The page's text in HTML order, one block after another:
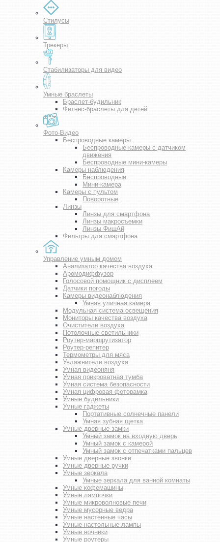
Стилусы
Трекеры
Стабилизаторы для видео
Умные браслеты
Браслет-будильник
Фитнес-браслеты для детей
Фото-Видео
Беспроводные камеры
Беспроводные камеры с датчиком
движения
Беспроводные мини-камеры
Камеры наблюдения
Беспроводные
Мини-камера
Камеры с пультом
Поворотные
Линзы
Линзы для смартфона
Линзы макросъемки
Линзы ФишАй
Фильтры для смартфона
Управление умным домом
Анализатор качества воздуха
Аромодиффузор
Голосовой помощник с дисплеем
Датчики погоды
Камеры видеонаблюдения
Умная уличная камера
Модульная система освещения
Мониторы качества воздуха
Очистители воздуха
Потолочные светильники
Роутер-маршрутизатор
Роутер-репитер
Термометры для мяса
Увлажнители воздуха
Умная видеоняня
Умная прикроватная тумба
Умная система безопасности
Умная цифровая фоторамка
Умные будильники
Умные гаджеты
Портативные солнечные панели
Умная зубная щетка
Умные дверные замки
Умный замок на входную дверь
Умный замок с камерой
Умный замок с отпечатками пальцев
Умные дверные звонки
Умные дверные ручки
Умные зеркала
Умные зеркала для ванной комнаты
Умные кофемашины
Умные лампочки
Умные микроволновые печи
Умные мусорные ведра
Умные настенные часы
Умные настольные лампы
Умные ночники
Умные роутеры